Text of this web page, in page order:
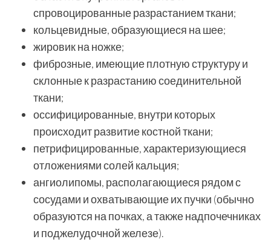
спровоцированные разрастанием ткани;
кольцевидные, образующиеся на шее;
жировик на ножке;
фиброзные, имеющие плотную структуру и
склонные к разрастанию соединительной
ткани;
оссифицированные, внутри которых
происходит развитие костной ткани;
петрифицированные, характеризующиеся
отложениями солей кальция;
ангиолипомы, располагающиеся рядом с
сосудами и охватывающие их пучки (обычно
образуются на почках, а также надпочечниках
и поджелудочной железе).